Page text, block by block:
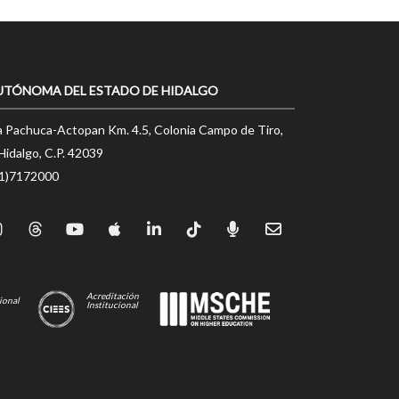
DEL ESTADO DE HIDALGO
Actopan Km. 4.5, Colonia Campo de Tiro,
C.P. 42039
Acreditación
Institucional